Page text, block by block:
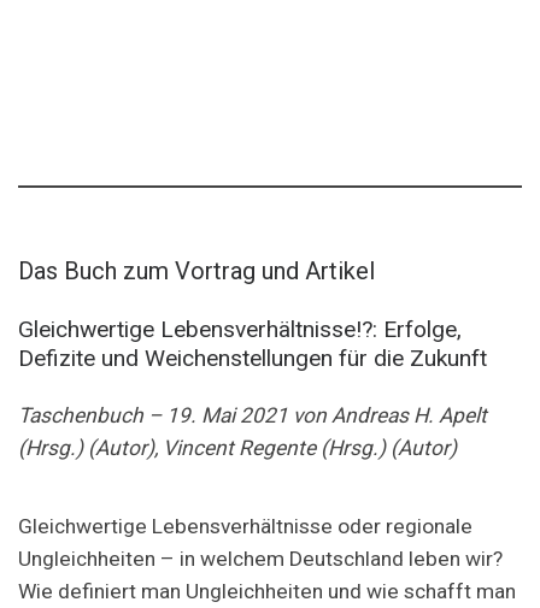
Das Buch zum Vortrag und Artikel
Gleichwertige Lebensverhältnisse!?: Erfolge,
Defizite und Weichenstellungen für die Zukunft
Taschenbuch – 19. Mai 2021 von Andreas H. Apelt
(Hrsg.) (Autor), Vincent Regente (Hrsg.) (Autor)
Gleichwertige Lebensverhältnisse oder regionale
Ungleichheiten – in welchem Deutschland leben wir?
Wie definiert man Ungleichheiten und wie schafft man